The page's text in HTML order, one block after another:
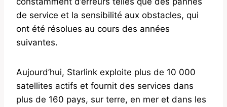
de service et la sensibilité aux obstacles, qui
ont été résolues au cours des années
suivantes.
Aujourd’hui, Starlink exploite plus de 10 000
satellites actifs et fournit des services dans
plus de 160 pays, sur terre, en mer et dans les